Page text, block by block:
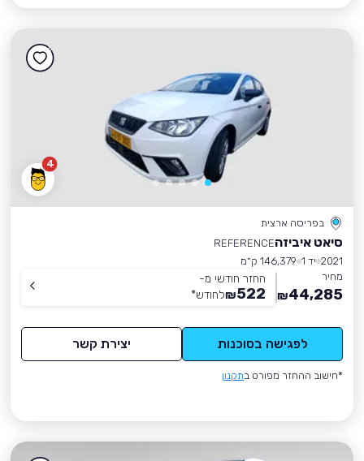
4
בפריסה ארצית
סיאט איביזהREFERENCE
2021 יד 1
146,379 ק״מ
מחיר
44,285
₪
החזר חודשי מ-
522
₪לחודש*
לפגישה בסוכנות יצירת קשר
*חישוב ההחזר מפורט בתקנון